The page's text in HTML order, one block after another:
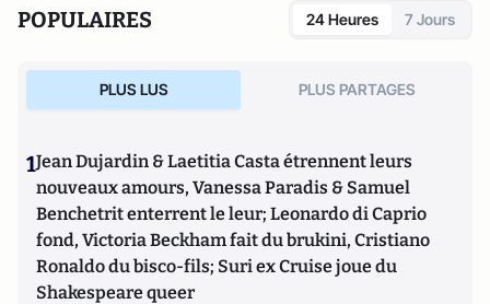
POPULAIRES 24 Heures 7 Jours
PLUS LUS PLUS PARTAGES
1Jean Dujardin & Laetitia Casta étrennent leurs
nouveaux amours, Vanessa Paradis & Samuel
Benchetrit enterrent le leur; Leonardo di Caprio
fond, Victoria Beckham fait du brukini, Cristiano
Ronaldo du bisco-fils; Suri ex Cruise joue du
Shakespeare queer